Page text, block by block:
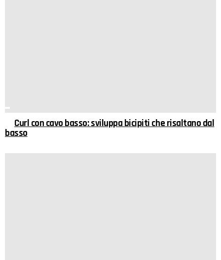
Curl con cavo basso: sviluppa bicipiti che risaltano dal
basso